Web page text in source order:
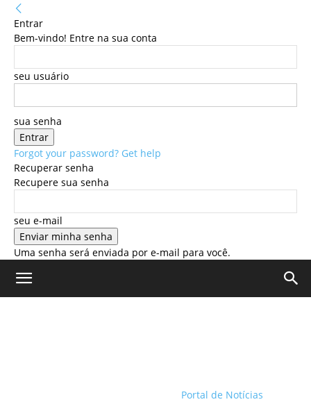
Entrar
Bem-vindo! Entre na sua conta
seu usuário
sua senha
Forgot your password? Get help
Recuperar senha
Recupere sua senha
seu e-mail
Uma senha será enviada por e-mail para você.
Portal de Notícias